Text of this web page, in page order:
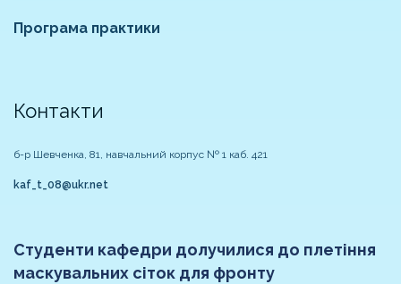
Програма практики
Контакти
б-р Шевченка, 81, навчальний корпус № 1 каб. 421
kaf_t_08@ukr.net
Студенти кафедри долучилися до плетіння
маскувальних сіток для фронту